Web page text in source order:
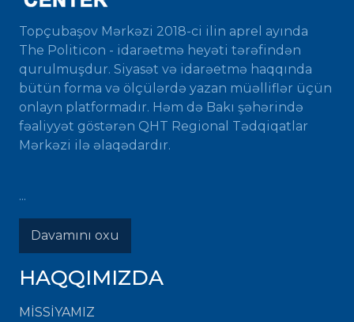
Topçubaşov Mərkəzi 2018-ci ilin aprel ayında
The Politicon - idarəetmə heyəti tərəfindən
qurulmuşdur. Siyasət və idarəetmə haqqında
bütün forma və ölçülərdə yazan müəlliflər üçün
onlayn platformadır. Həm də Bakı şəhərində
fəaliyyət göstərən QHT Regional Tədqiqatlar
Mərkəzi ilə əlaqədardır.
...
Davamını oxu
HAQQIMIZDA
MISSIYAMIZ